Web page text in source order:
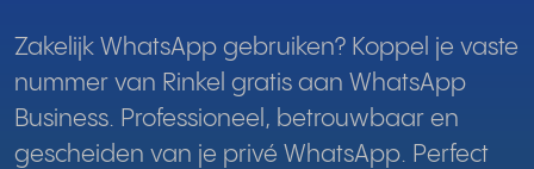
Zakelijk WhatsApp gebruiken? Koppel je vaste
nummer van Rinkel gratis aan WhatsApp
Business. Professioneel, betrouwbaar en
gescheiden van je privé WhatsApp. Perfect